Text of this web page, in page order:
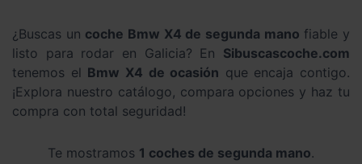
¿Buscas un coche Bmw X4 de segunda mano fiable y
listo para rodar en Galicia? En Sibuscascoche.com
tenemos el Bmw X4 de ocasión que encaja contigo.
¡Explora nuestro catálogo, compara opciones y haz tu
compra con total seguridad!
Te mostramos 1 coches de segunda mano.